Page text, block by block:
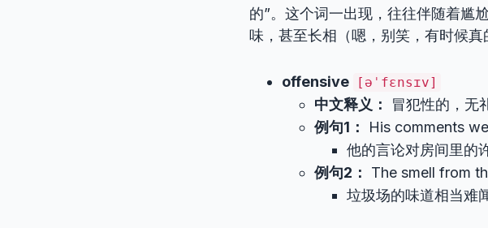
的”。这个词一出现，往往伴随着尴
味，甚至长相（嗯，别笑，有时候真
offensive [əˈfɛnsɪv]
中文释义：
冒犯性的，无
例句1：
His comments
他的言论对房间里的
例句2：
The smell from
垃圾场的味道相当难